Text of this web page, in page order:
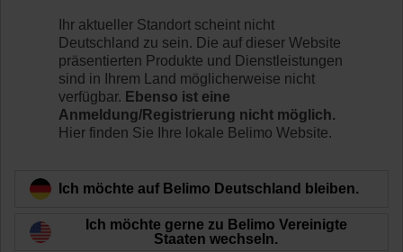
mit verschiedensten Nennspannungen und
Drehmomenten erhältlich.
Mehr erfahren
Ergebnisse gefunden
Ihr aktueller Standort scheint nicht
Deutschland zu sein. Die auf dieser Website
präsentierten Produkte und Dienstleistungen
sind in Ihrem Land möglicherweise nicht
verfügbar. Ebenso ist eine
Anmeldung/Registrierung nicht möglich.
Hier finden Sie Ihre lokale Belimo Website.
Ich möchte auf Belimo Deutschland bleiben.
Ich möchte gerne zu Belimo Vereinigte
Staaten wechseln.